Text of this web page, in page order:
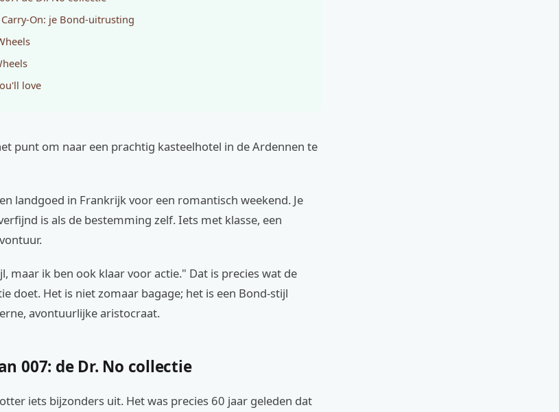
On: je Bond-uitrusting
love
punt om naar een prachtig kasteelhotel in de Ardennen te
landgoed in Frankrijk voor een romantisch weekend. Je
is als de bestemming zelf. Iets met klasse, een
maar ik ben ook klaar voor actie." Dat is precies wat de
doet. Het is niet zomaar bagage; het is een Bond-stijl
avontuurlijke aristocraat.
007: de Dr. No collectie
iets bijzonders uit. Het was precies 60 jaar geleden dat